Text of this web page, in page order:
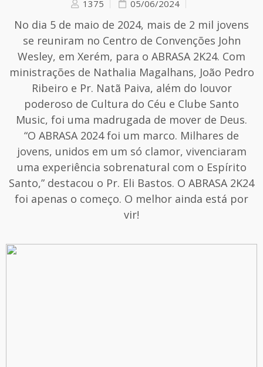
1375 05/06/2024
No dia 5 de maio de 2024, mais de 2 mil jovens
se reuniram no Centro de Convenções John
Wesley, em Xerém, para o ABRASA 2K24. Com
ministrações de Nathalia Magalhans, João Pedro
Ribeiro e Pr. Natã Paiva, além do louvor
poderoso de Cultura do Céu e Clube Santo
Music, foi uma madrugada de mover de Deus.
“O ABRASA 2024 foi um marco. Milhares de
jovens, unidos em um só clamor, vivenciaram
uma experiência sobrenatural com o Espírito
Santo,” destacou o Pr. Eli Bastos. O ABRASA 2K24
foi apenas o começo. O melhor ainda está por
vir!